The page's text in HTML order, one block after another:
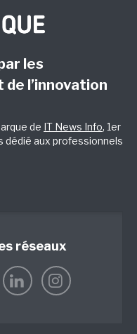
les
de l’innovation
de IT News Info, 1er
dédié aux professionnels
réseaux